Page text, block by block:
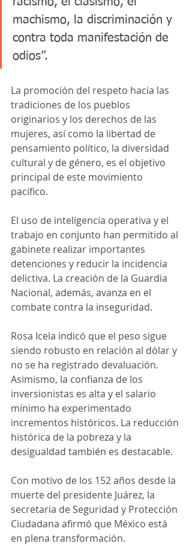
machismo, la discriminación y
contra toda manifestación de
odios”.
La promoción del respeto hacia las
tradiciones de los pueblos
originarios y los derechos de las
mujeres, así como la libertad de
pensamiento político, la diversidad
cultural y de género, es el objetivo
principal de este movimiento
pacífico.
El uso de inteligencia operativa y el
trabajo en conjunto han permitido al
gabinete realizar importantes
detenciones y reducir la incidencia
delictiva. La creación de la Guardia
Nacional, además, avanza en el
combate contra la inseguridad.
Rosa Icela indicó que el peso sigue
siendo robusto en relación al dólar y
no se ha registrado devaluación.
Asimismo, la confianza de los
inversionistas es alta y el salario
mínimo ha experimentado
incrementos históricos. La reducción
histórica de la pobreza y la
desigualdad también es destacable.
Con motivo de los 152 años desde la
muerte del presidente Juárez, la
secretaria de Seguridad y Protección
Ciudadana afirmó que México está
en plena transformación.